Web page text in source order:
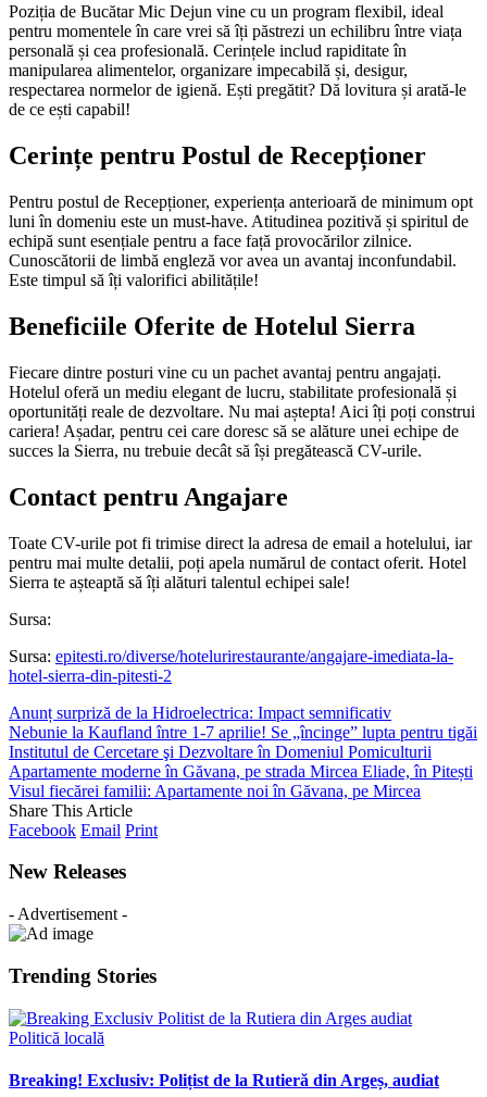
Poziția de Bucătar Mic Dejun vine cu un program flexibil, ideal
pentru momentele în care vrei să îți păstrezi un echilibru între viața
personală și cea profesională. Cerințele includ rapiditate în
manipularea alimentelor, organizare impecabilă și, desigur,
respectarea normelor de igienă. Ești pregătit? Dă lovitura și arată-le
de ce ești capabil!
Cerințe pentru Postul de Recepționer
Pentru postul de Recepționer, experiența anterioară de minimum opt
luni în domeniu este un must-have. Atitudinea pozitivă și spiritul de
echipă sunt esențiale pentru a face față provocărilor zilnice.
Cunoscătorii de limbă engleză vor avea un avantaj inconfundabil.
Este timpul să îți valorifici abilitățile!
Beneficiile Oferite de Hotelul Sierra
Fiecare dintre posturi vine cu un pachet avantaj pentru angajați.
Hotelul oferă un mediu elegant de lucru, stabilitate profesională și
oportunități reale de dezvoltare. Nu mai aștepta! Aici îți poți construi
cariera! Așadar, pentru cei care doresc să se alăture unei echipe de
succes la Sierra, nu trebuie decât să își pregătească CV-urile.
Contact pentru Angajare
Toate CV-urile pot fi trimise direct la adresa de email a hotelului, iar
pentru mai multe detalii, poți apela numărul de contact oferit. Hotel
Sierra te așteaptă să îți alături talentul echipei sale!
Sursa:
Sursa: epitesti.ro/diverse/hotelurirestaurante/angajare-imediata-la-
hotel-sierra-din-pitesti-2
Anunț surpriză de la Hidroelectrica: Impact semnificativ
Nebunie la Kaufland între 1-7 aprilie! Se „încinge” lupta pentru tigăi
Institutul de Cercetare şi Dezvoltare în Domeniul Pomiculturii
Apartamente moderne în Găvana, pe strada Mircea Eliade, în Pitești
Visul fiecărei familii: Apartamente noi în Găvana, pe Mircea
Share This Article
Facebook Email Print
New Releases
- Advertisement -
Trending Stories
Politică locală
Breaking! Exclusiv: Polițist de la Rutieră din Argeș, audiat